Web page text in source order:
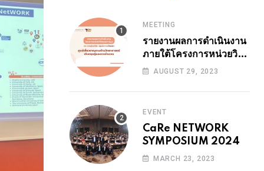
MEETING
รายงานผลการดำเนินงาน
ภายใต้โครงการหน่วยวิจัย
คุณภาพสูง ปีงบ 2564
2566) 29 สิงหาคม
สุทธิบัทม์พงศ์
AUGUST 29, 2023
EVENT
CaRe NETWORK
SYMPOSIUM 2024
MARCH 23, 2023